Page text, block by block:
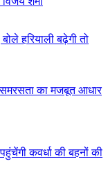
हरियाली बढ़ेगी तो
का मजबूत आधार
कवर्धा की बहनों की